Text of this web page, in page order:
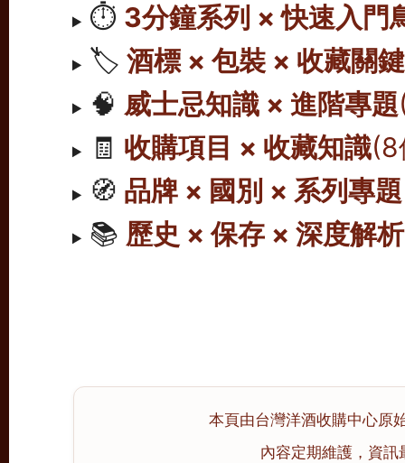
⏱️ 3分鐘系列 × 快速入門
🏷️酒標 × 包裝 × 收藏關鍵
🧠 威士忌知識 × 進階專題
🧾 收購項目 × 收藏知識(8
🧭 品牌 × 國別 × 系列專題
📚 歷史 × 保存 × 深度解析
本頁由台灣洋酒收購中心原
內容定期維護，資